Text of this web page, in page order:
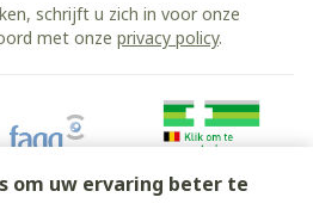
om uw ervaring beter te
schrijft u zich in voor onze
met onze privacy policy.